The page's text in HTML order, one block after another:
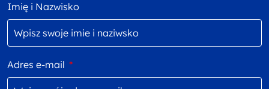
Imię i Nazwisko
Adres e-mail *